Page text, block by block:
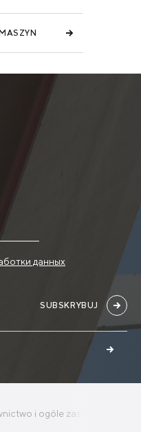
данных
SUBSKRYBUJ
i ogóle zastosowanie